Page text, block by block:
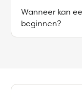
Wanneer kan
beginnen?